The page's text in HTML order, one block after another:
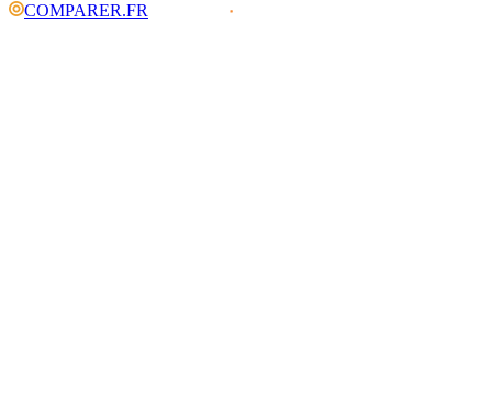
COMPARER.FR